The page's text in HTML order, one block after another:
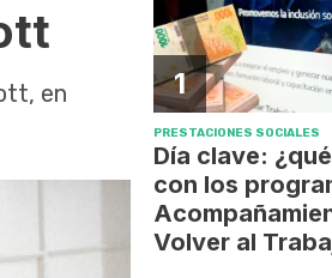
en
1
PRESTACIONES SOCIALES
Día clave:
con los
Volver al